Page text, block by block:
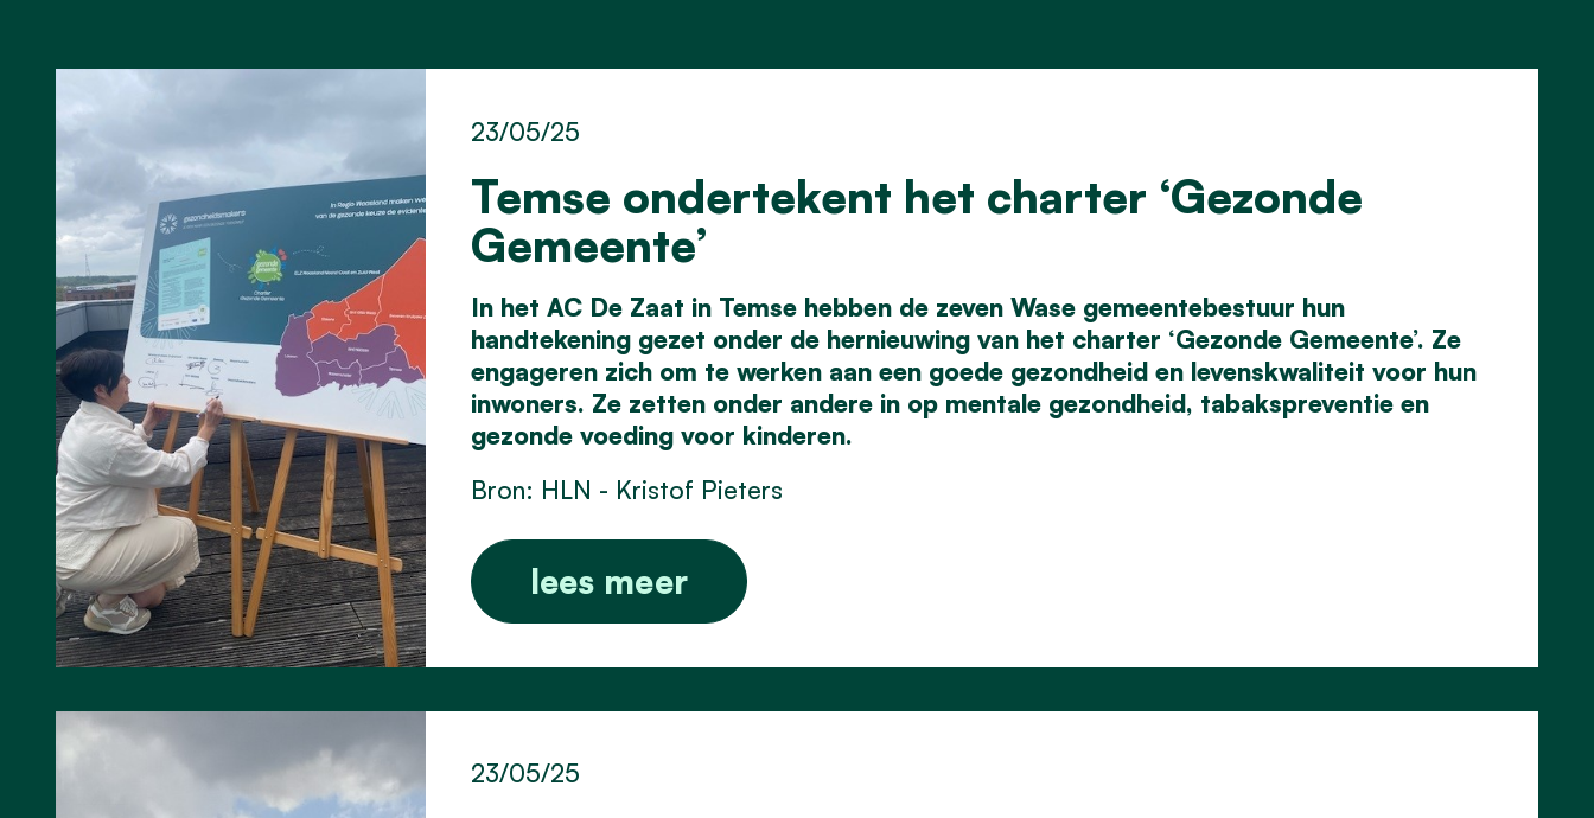
Temse ondertekent het charter ‘Gezonde
Gemeente’
23/05/25
In het AC De Zaat in Temse hebben de zeven Wase gemeentebestuur hun
handtekening gezet onder de hernieuwing van het charter ‘Gezonde Gemeente’. Ze
engageren zich om te werken aan een goede gezondheid en levenskwaliteit voor hun
inwoners. Ze zetten onder andere in op mentale gezondheid, tabakspreventie en
gezonde voeding voor kinderen.
Bron: HLN - Kristof Pieters
lees meer
23/05/25